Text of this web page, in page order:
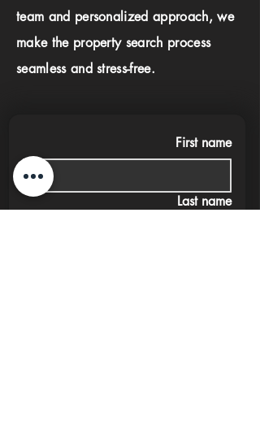
team and personalized approach, we
make the property search process
seamless and stress-free.
First name
Last name